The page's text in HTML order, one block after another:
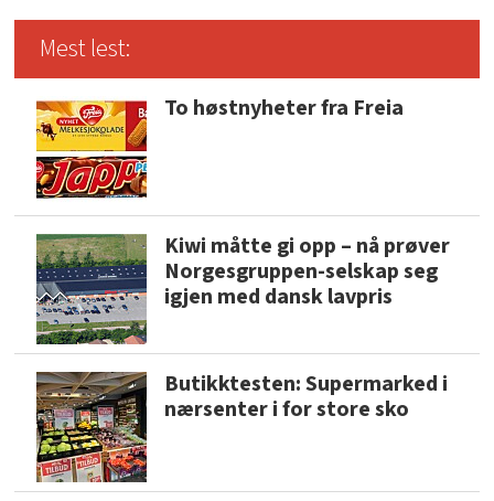
Mest lest:
To høstnyheter fra Freia
Kiwi måtte gi opp – nå prøver
Norgesgruppen-selskap seg
igjen med dansk lavpris
Butikktesten: Supermarked i
nærsenter i for store sko